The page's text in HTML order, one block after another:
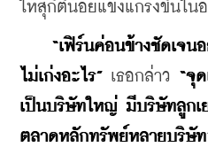
ให้สุกี้ตี๋น้อยแข็งแกร่งขึ้นใน
“เฟิร์นค่อนข้างชัดเจน
ไม่เก่งอะไร” เธอกล่าว “จุ
เป็นบริษัทใหญ่ มีบริษัทลูกเ
ตลาดหลักทรัพย์หลายบริษั